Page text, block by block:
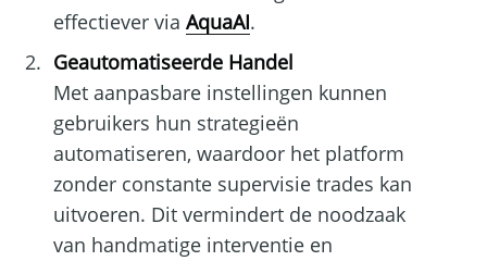
effectiever via AquaAI.
Geautomatiseerde Handel
Met aanpasbare instellingen kunnen
gebruikers hun strategieën
automatiseren, waardoor het platform
zonder constante supervisie trades kan
uitvoeren. Dit vermindert de noodzaak
van handmatige interventie en